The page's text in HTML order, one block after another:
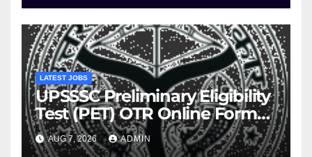
LATEST JOBS
UPSSSC Preliminary Eligibility
Test (PET) OTR Online Form
2026
AUG 7, 2026 ADMIN